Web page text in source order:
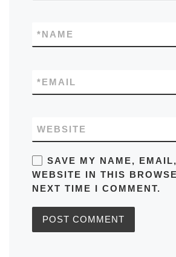
NAME
*
EMAIL
*
WEBSITE
SAVE MY NAME,
WEBSITE IN THIS
NEXT TIME I COMMENT.